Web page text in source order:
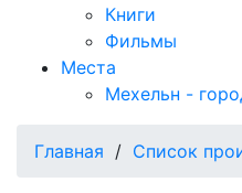
Книги
Фильмы
Места
Мехельн -
Главная / Список